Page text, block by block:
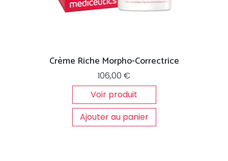
Crème Riche Morpho-Correctrice
106,00 €
Voir produit
Ajouter au panier